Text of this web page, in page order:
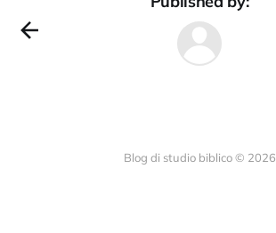
Blog di studio biblico © 2026